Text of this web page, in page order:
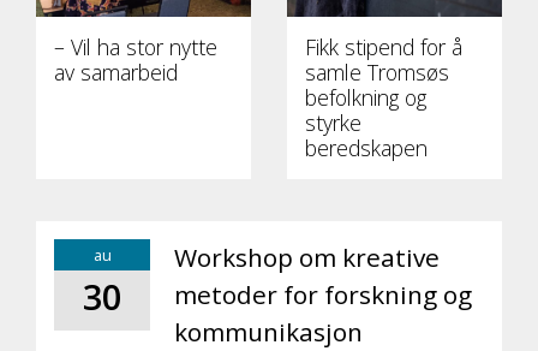
– Vil ha stor nytte
av samarbeid
Fikk stipend for å
samle Tromsøs
befolkning og
styrke
beredskapen
au
30
Workshop om kreative
metoder for forskning og
kommunikasjon